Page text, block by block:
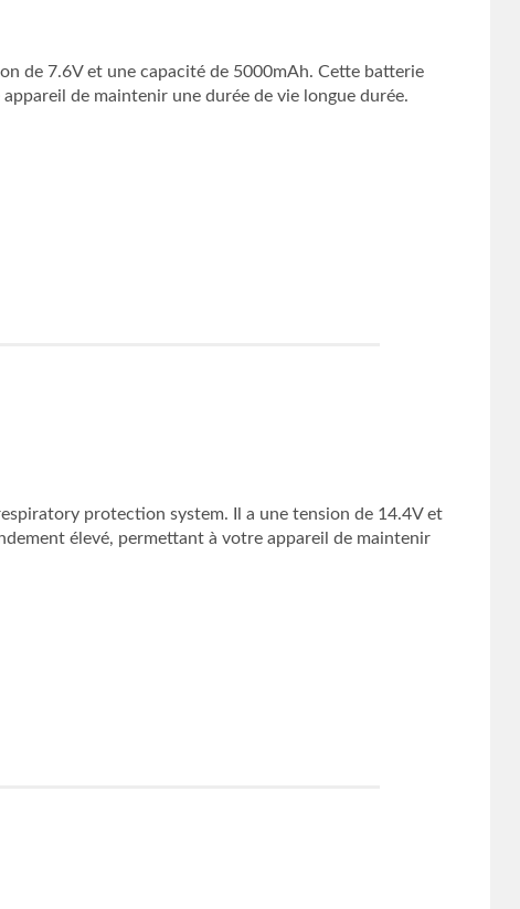
de 7.6V et une capacité de 5000mAh. Cette batterie
de maintenir une durée de vie longue durée.
protection system. Il a une tension de 14.4V et
élevé, permettant à votre appareil de maintenir